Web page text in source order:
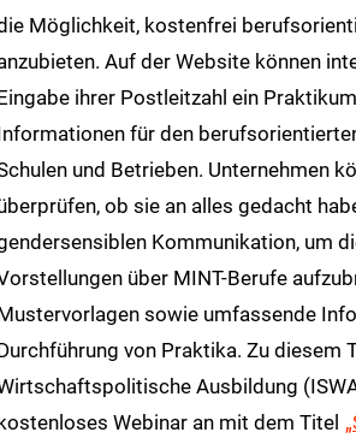
Möglichkeit, kostenfrei
Auf der Website können
ihrer Postleitzahl ein
für den
und Betrieben. Unternehmen
ob sie an alles gedacht
Kommunikation, um
über MINT-Berufe
sowie umfassende
von Praktika. Zu diesem
Ausbildung
Webinar an mit dem Titel